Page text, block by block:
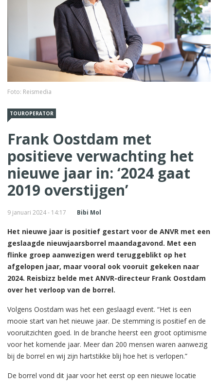
Foto: Reismedia
TOUROPERATOR
Frank Oostdam met
positieve verwachting het
nieuwe jaar in: ‘2024 gaat
2019 overstijgen’
9 januari 2024 - 14:17 Bibi Mol
Het nieuwe jaar is positief gestart voor de ANVR met een
geslaagde nieuwjaarsborrel maandagavond. Met een
flinke groep aanwezigen werd teruggeblikt op het
afgelopen jaar, maar vooral ook vooruit gekeken naar
2024. Reisbizz belde met ANVR-directeur Frank Oostdam
over het verloop van de borrel.
Volgens Oostdam was het een geslaagd event. “Het is een
mooie start van het nieuwe jaar. De stemming is positief en de
vooruitzichten goed. In de branche heerst een groot optimisme
voor het komende jaar. Meer dan 200 mensen waren aanwezig
bij de borrel en wij zijn hartstikke blij hoe het is verlopen.”
De borrel vond dit jaar voor het eerst op een nieuwe locatie